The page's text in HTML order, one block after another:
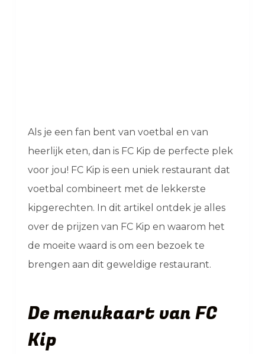
Als je een fan bent van voetbal en van
heerlijk eten, dan is FC Kip de perfecte plek
voor jou! FC Kip is een uniek restaurant dat
voetbal combineert met de lekkerste
kipgerechten. In dit artikel ontdek je alles
over de prijzen van FC Kip en waarom het
de moeite waard is om een bezoek te
brengen aan dit geweldige restaurant.
De menukaart van FC
Kip